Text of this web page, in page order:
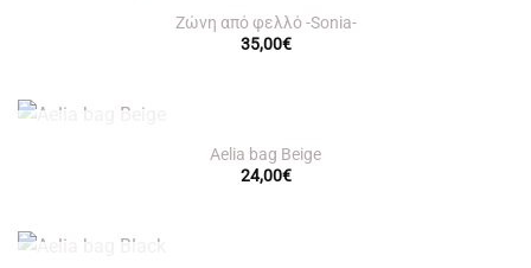
Ζώνη από φελλό -Sonia-
35,00€
OUT OF STOCK
Aelia bag Beige
24,00€